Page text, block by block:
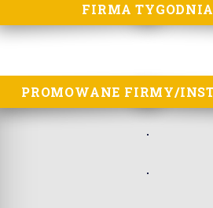
FIRMA TYGODNIA
PROMOWANE FIRMY/